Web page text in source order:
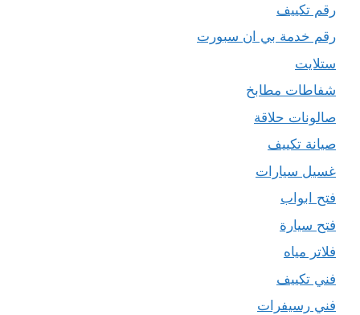
رقم تكييف
رقم خدمة بي ان سبورت
ستلايت
شفاطات مطابخ
صالونات حلاقة
صيانة تكييف
غسيل سيارات
فتح ابواب
فتح سيارة
فلاتر مياه
فني تكييف
فني رسيفرات